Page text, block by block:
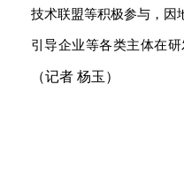
技术联盟等积极参与，因
引导企业等各类主体在
（记者 杨玉）